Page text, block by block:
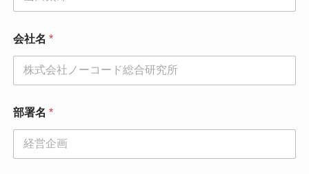
会社名 *
ー
ル
部署名 *